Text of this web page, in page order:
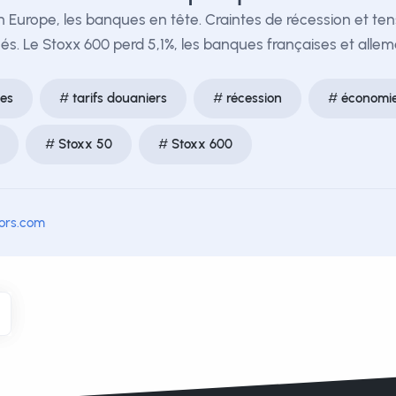
Europe, les banques en tête. Craintes de récession et
Le Stoxx 600 perd 5,1%, les banques françaises et
tarifs douaniers récession
Stoxx 50 Stoxx 600